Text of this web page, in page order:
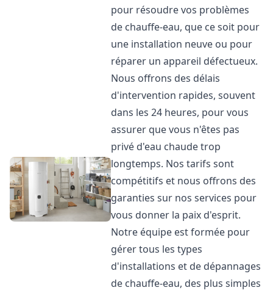
pour résoudre vos problèmes
de chauffe-eau, que ce soit pour
une installation neuve ou pour
réparer un appareil défectueux.
Nous offrons des délais
d'intervention rapides, souvent
dans les 24 heures, pour vous
assurer que vous n'êtes pas
privé d'eau chaude trop
longtemps. Nos tarifs sont
compétitifs et nous offrons des
garanties sur nos services pour
vous donner la paix d'esprit.
Notre équipe est formée pour
gérer tous les types
d'installations et de dépannages
de chauffe-eau, des plus simples